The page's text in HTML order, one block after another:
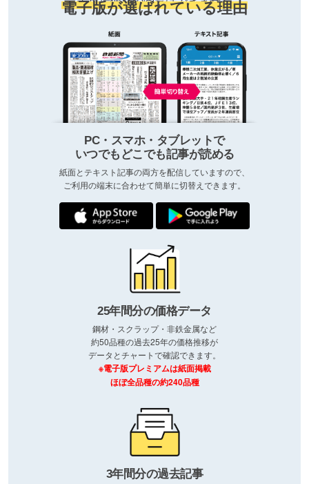
電子版が選ばれている理由
PC・スマホ・タブレットで
いつでもどこでも記事が読める
紙面とテキスト記事の両方を配信していますので、
ご利用の端末に合わせて簡単に切替えできます。
25年間分の価格データ
鋼材・スクラップ・非鉄金属など
約50品種の過去25年の価格推移が
データとチャートで確認できます。
※電子版プレミアムは紙面掲載
ほぼ全品種の約240品種
3年間分の過去記事